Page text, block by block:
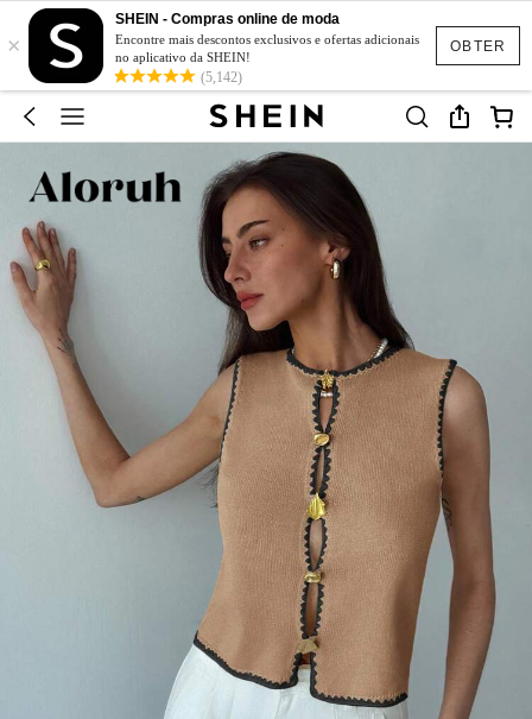
OBTER
×
SHEIN - Compras online de moda
Encontre mais descontos exclusivos e ofertas adicionais
no aplicativo da SHEIN!
(5,142)